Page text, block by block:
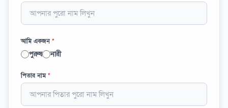
আমি একজন*
পুরুষ নারী
পিতার নাম*